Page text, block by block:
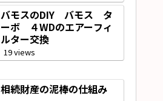
バモスのDIY バモス タ
ーボ ４WDのエアーフィ
ルター交換
19 views
相続財産の泥棒の仕組み